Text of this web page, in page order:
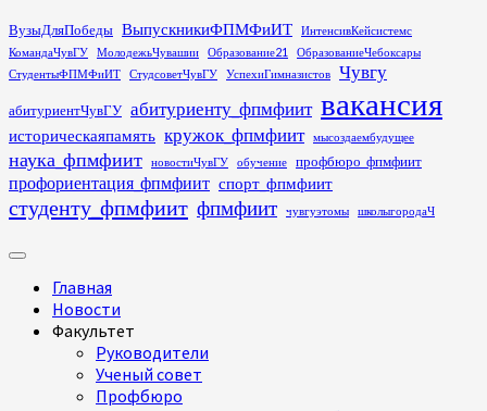
Перейти
к
содержимому
ВузыДляПобеды ВыпускникиФПМФиИТ
ИнтенсивКейсистемс
КомандаЧувГУ
МолодежьЧувашии Образование21
ОбразованиеЧебоксары
СтудентыФПМФиИТ
СтудсоветЧувГУ УспехиГимназистов Чувгу
абитуриентЧувГУ абитуриенту_фпмфиит вакансия
историческаяпамять кружок_фпмфиит мысоздаембудущее
наука_фпмфиит новостиЧувГУ обучение профбюро_фпмфиит
профориентация_фпмфиит спорт_фпмфиит
студенту_фпмфиит фпмфиит чувгуэтомы школыгородаЧ
Основное
Главная
Новости
Факультет
Руководители
Ученый совет
Профбюро